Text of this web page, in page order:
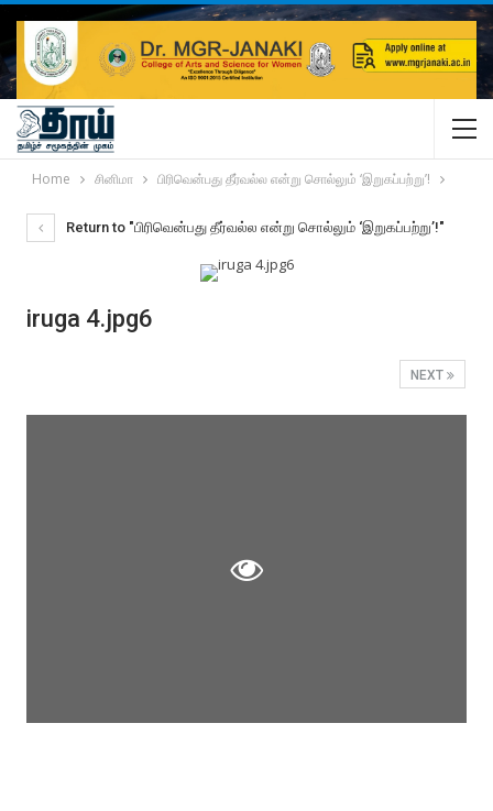
Home சினிமா பிரிவென்பது தீர்வல்ல என்று சொல்லும் ‘இறுகப்பற்று’!
Return to "பிரிவென்பது தீர்வல்ல என்று சொல்லும் ‘இறுகப்பற்று’!"
iruga 4.jpg6
NEXT